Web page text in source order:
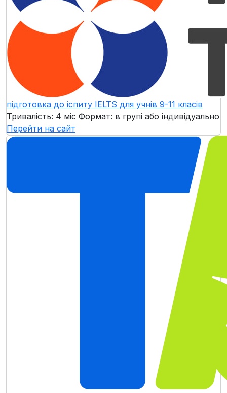
підготовка до іспиту IELTS для учнів 9-11 класів
Тривалість: 4 міс Формат: в групі або індивідуально
Перейти на сайт